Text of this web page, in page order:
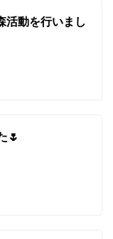
活動を行いまし
🌷